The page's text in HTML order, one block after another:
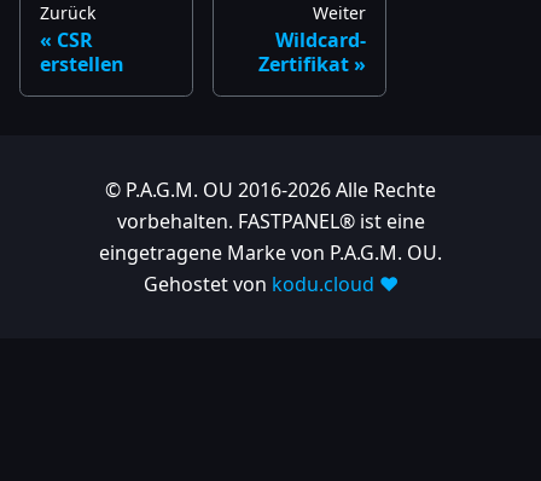
Zurück
CSR
erstellen
Weiter
Wildcard-
Zertifikat
© P.A.G.M. OU 2016-2026 Alle Rechte
vorbehalten. FASTPANEL® ist eine
eingetragene Marke von P.A.G.M. OU.
Gehostet von kodu.cloud ❤️